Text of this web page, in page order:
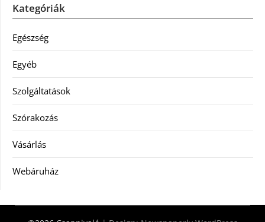
Kategóriák
Egészség
Egyéb
Szolgáltatások
Szórakozás
Vásárlás
Webáruház